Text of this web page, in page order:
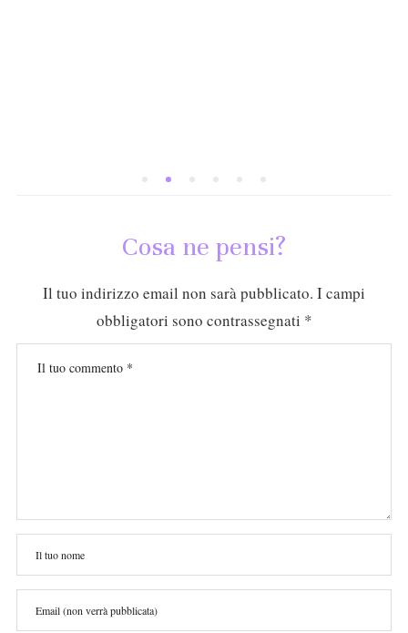
Cosa ne pensi?
Il tuo indirizzo email non sarà pubblicato. I campi
obbligatori sono contrassegnati *